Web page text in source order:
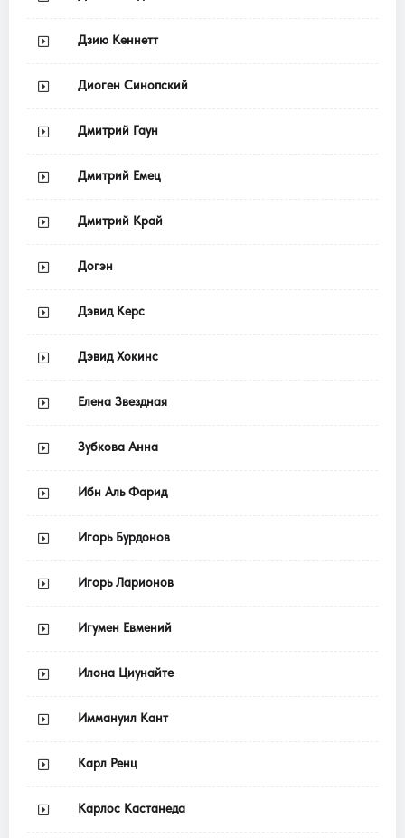
Дзию Кеннетт
Диоген Синопский
Дмитрий Гаун
Дмитрий Емец
Дмитрий Край
Догэн
Дэвид Керс
Дэвид Хокинс
Елена Звездная
Зубкова Анна
Ибн Аль Фарид
Игорь Бурдонов
Игорь Ларионов
Игумен Евмений
Илона Циунайте
Иммануил Кант
Карл Ренц
Карлос Кастанеда